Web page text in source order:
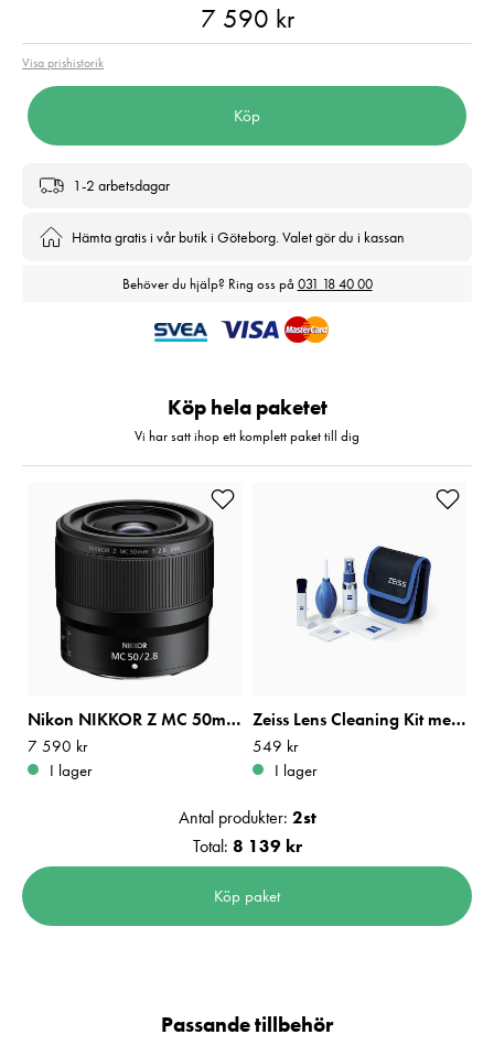
7 590 kr
Visa prishistorik
Köp
1-2 arbetsdagar
Hämta gratis i vår butik i Göteborg. Valet gör du i kassan
Behöver du hjälp? Ring oss på 031 18 40 00
Köp hela paketet
Vi har satt ihop ett komplett paket till dig
Nikon NIKKOR Z MC 50mm f/2,8
Pris:7 590 kr
7 590 kr
I lager
Zeiss Lens Cleaning Kit med Blåsbälg
Pris: 549 kr
549 kr
I lager
Antal produkter: 2st
Total: 8 139 kr
Köp paket
Passande tillbehör